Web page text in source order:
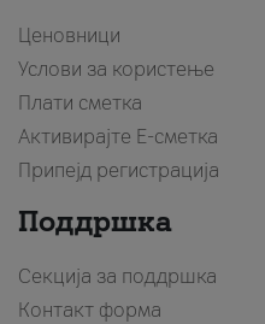
Ценовници
Услови за користење
Плати сметка
Активирајте Е-сметка
Припејд регистрација
Поддршка
Секција за поддршка
Контакт форма